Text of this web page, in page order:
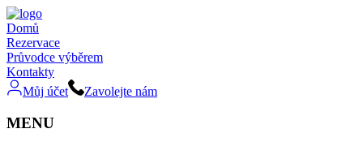
Domů
Rezervace
Průvodce výběrem
Kontakty
Můj účet
Zavolejte nám
MENU